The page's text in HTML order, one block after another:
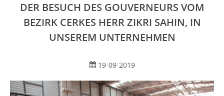
DER BESUCH DES GOUVERNEURS VOM
BEZIRK CERKES HERR ZIKRI SAHIN, IN
UNSEREM UNTERNEHMEN
19-09-2019